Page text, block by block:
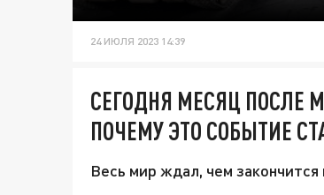
24 ИЮЛЯ 2023 14:39
СЕГОДНЯ МЕСЯЦ ПОСЛЕ
ПОЧЕМУ ЭТО СОБЫТИЕ
Весь мир ждал, чем